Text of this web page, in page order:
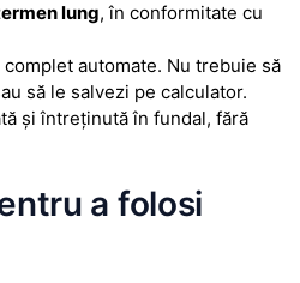
lung, în conformitate cu
automate. Nu trebuie să
să le salvezi pe calculator.
și întreținută în fundal, fără
a folosi